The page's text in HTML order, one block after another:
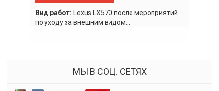
Вид работ: Lexus LХ570 после мероприятий
по уходу за внешним видом...
МЫ В СОЦ. СЕТЯХ